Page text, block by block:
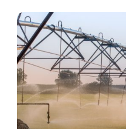
V
a
l
o
r